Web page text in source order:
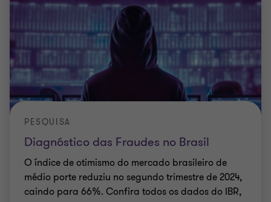
Diagnóstico das Fraudes no Brasil
PESQUISA
O índice de otimismo do mercado brasileiro de
médio porte reduziu no segundo trimestre de 2024,
caindo para 66%. Confira todos os dados do IBR,